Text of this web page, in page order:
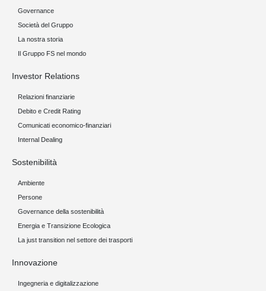
Governance
Società del Gruppo
La nostra storia
Il Gruppo FS nel mondo
Investor Relations
Relazioni finanziarie
Debito e Credit Rating
Comunicati economico-finanziari
Internal Dealing
Sostenibilità
Ambiente
Persone
Governance della sostenibilità
Energia e Transizione Ecologica
La just transition nel settore dei trasporti
Innovazione
Ingegneria e digitalizzazione